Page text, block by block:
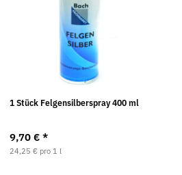
1 Stück Felgensilberspray 400 ml
9,70 € *
24,25 € pro 1 l